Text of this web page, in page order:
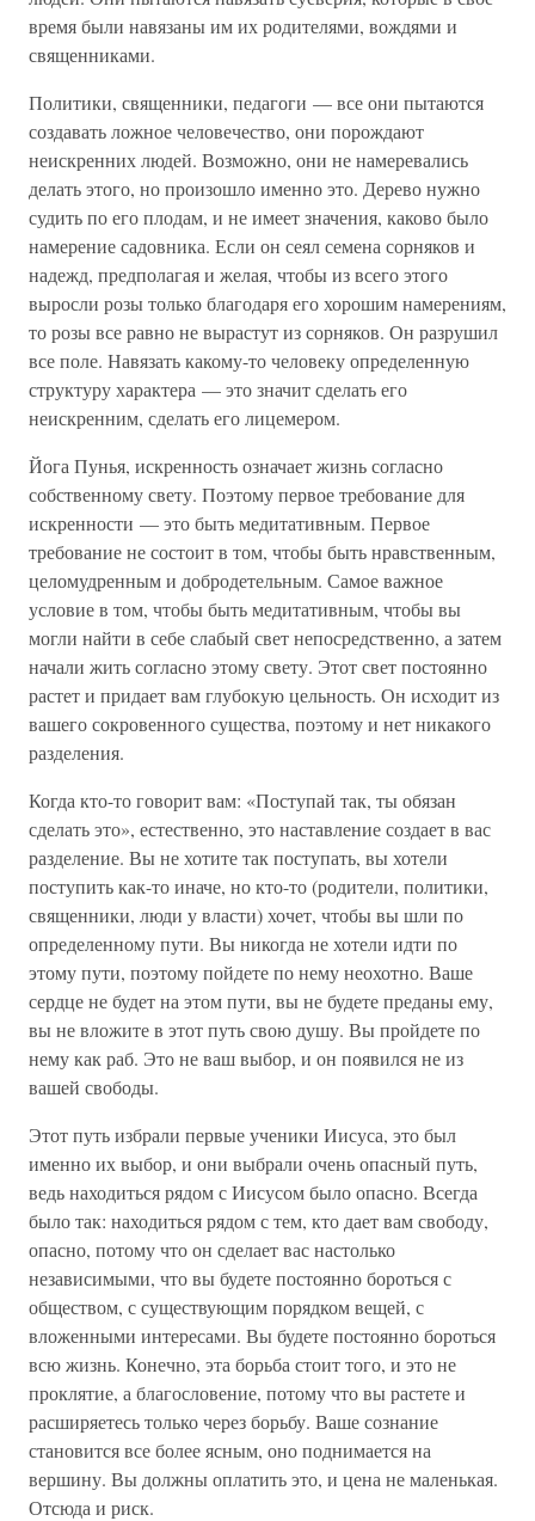
время были навязаны им их родителями, вождями и
священниками.
Политики, священники, педагоги — все они пытаются
создавать ложное человечество, они порождают
неискренних людей. Возможно, они не намеревались
делать этого, но произошло именно это. Дерево нужно
судить по его плодам, и не имеет значения, каково было
намерение садовника. Если он сеял семена сорняков и
надежд, предполагая и желая, чтобы из всего этого
выросли розы только благодаря его хорошим намерениям,
то розы все равно не вырастут из сорняков. Он разрушил
все поле. Навязать какому-то человеку определенную
структуру характера — это значит сделать его
неискренним, сделать его лицемером.
Йога Пунья, искренность означает жизнь согласно
собственному свету. Поэтому первое требование для
искренности — это быть медитативным. Первое
требование не состоит в том, чтобы быть нравственным,
целомудренным и добродетельным. Самое важное
условие в том, чтобы быть медитативным, чтобы вы
могли найти в себе слабый свет непосредственно, а затем
начали жить согласно этому свету. Этот свет постоянно
растет и придает вам глубокую цельность. Он исходит из
вашего сокровенного существа, поэтому и нет никакого
разделения.
Когда кто-то говорит вам: «Поступай так, ты обязан
сделать это», естественно, это наставление создает в вас
разделение. Вы не хотите так поступать, вы хотели
поступить как-то иначе, но кто-то (родители, политики,
священники, люди у власти) хочет, чтобы вы шли по
определенному пути. Вы никогда не хотели идти по
этому пути, поэтому пойдете по нему неохотно. Ваше
сердце не будет на этом пути, вы не будете преданы ему,
вы не вложите в этот путь свою душу. Вы пройдете по
нему как раб. Это не ваш выбор, и он появился не из
вашей свободы.
Этот путь избрали первые ученики Иисуса, это был
именно их выбор, и они выбрали очень опасный путь,
ведь находиться рядом с Иисусом было опасно. Всегда
было так: находиться рядом с тем, кто дает вам свободу,
опасно, потому что он сделает вас настолько
независимыми, что вы будете постоянно бороться с
обществом, с существующим порядком вещей, с
вложенными интересами. Вы будете постоянно бороться
всю жизнь. Конечно, эта борьба стоит того, и это не
проклятие, а благословение, потому что вы растете и
расширяетесь только через борьбу. Ваше сознание
становится все более ясным, оно поднимается на
вершину. Вы должны оплатить это, и цена не маленькая.
Отсюда и риск.